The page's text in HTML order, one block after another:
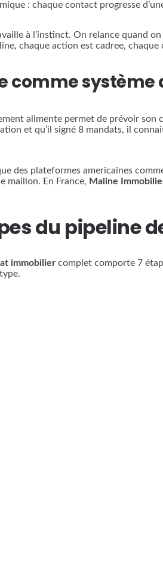
: chaque contact progresse
à l’instinct. On relance quand
chaque action est cadree,
comme
alimente permet de prévoir son
et qu’il signé 8 mandats, il
des plateformes americaines
maillon. En France, Maline
du pipeline
immobilier complet comporte 7